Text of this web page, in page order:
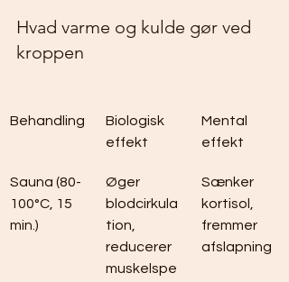
Hvad varme og kulde gør ved
kroppen
Behandling
Biologisk
effekt
Mental
effekt
Sauna (80-
100°C, 15
min.)
Øger
blodcirkula
tion,
reducerer
muskelspe
Sænker
kortisol,
fremmer
afslapning